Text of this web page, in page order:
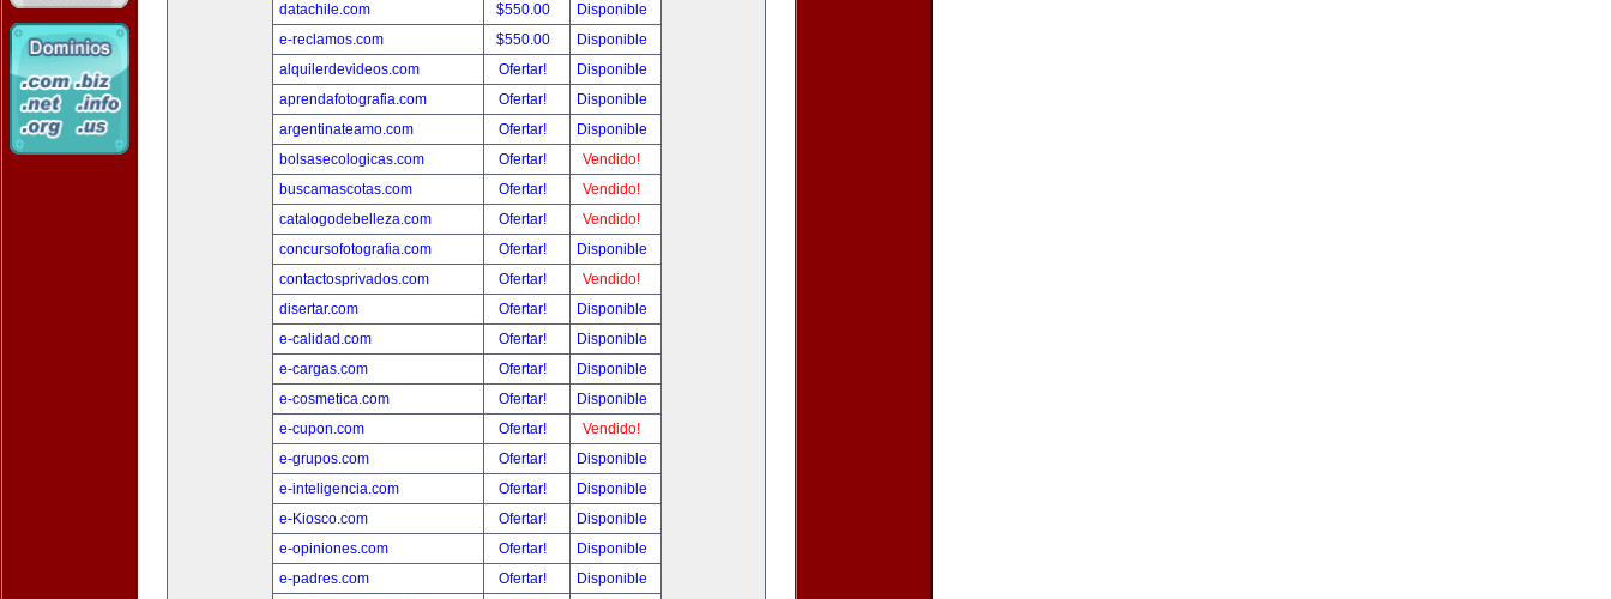
datachile.com
$550.00
Disponible
e-reclamos.com
$550.00
Disponible
alquilerdevideos.com
Ofertar!
Disponible
aprendafotografia.com
Ofertar!
Disponible
argentinateamo.com
Ofertar!
Disponible
bolsasecologicas.com
Ofertar!
Vendido!
buscamascotas.com
Ofertar!
Vendido!
catalogodebelleza.com
Ofertar!
Vendido!
concursofotografia.com
Ofertar!
Disponible
contactosprivados.com
Ofertar!
Vendido!
disertar.com
Ofertar!
Disponible
e-calidad.com
Ofertar!
Disponible
e-cargas.com
Ofertar!
Disponible
e-cosmetica.com
Ofertar!
Disponible
e-cupon.com
Ofertar!
Vendido!
e-grupos.com
Ofertar!
Disponible
e-inteligencia.com
Ofertar!
Disponible
e-Kiosco.com
Ofertar!
Disponible
e-opiniones.com
Ofertar!
Disponible
e-padres.com
Ofertar!
Disponible